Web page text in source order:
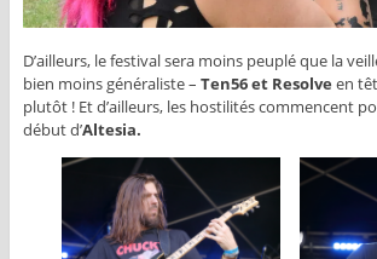
D’ailleurs, le festival sera moins peuplé que la
bien moins généraliste – Ten56 et Resolve en
plutôt ! Et d’ailleurs, les hostilités commencent
début d’Altesia.